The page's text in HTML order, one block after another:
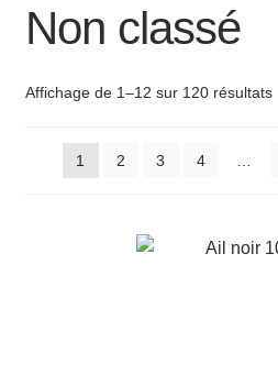
Non classé
Affichage de 1–12 sur 120 résultats
1 2 3 4